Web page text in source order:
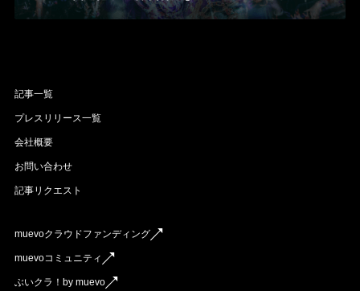
記事一覧
プレスリリース一覧
会社概要
お問い合わせ
記事リクエスト
muevoクラウドファンディング
muevoコミュニティ
ぶいクラ！by muevo